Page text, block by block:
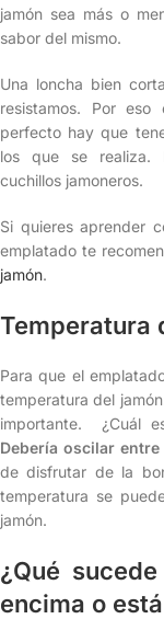
jamón sea más o
sabor del mismo.
Una loncha bien
resistamos. Por
perfecto hay que
los que se realiza.
cuchillos jamoneros.
Si quieres aprender
emplatado te
jamón.
Temperatura
Para que el
temperatura del
importante. ¿Cuál
Debería oscilar
de disfrutar de la
temperatura se
jamón.
¿Qué
encima o